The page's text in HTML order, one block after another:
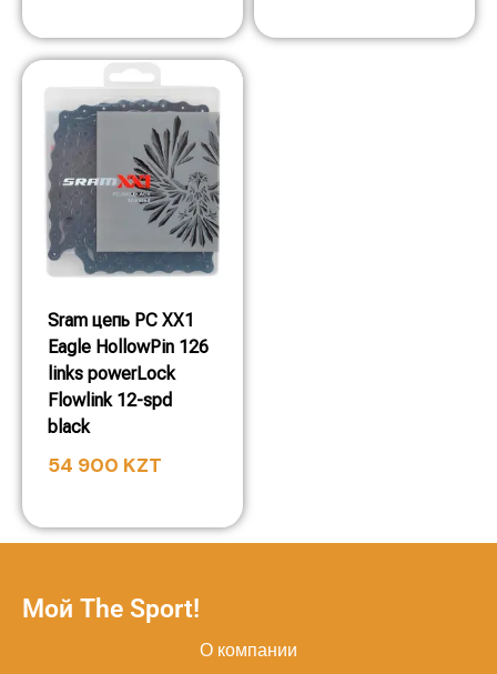
Sram цепь PC XX1
Eagle HollowPin 126
links powerLock
Flowlink 12-spd
black
54 900 KZT
Мой The Sport!
О компании